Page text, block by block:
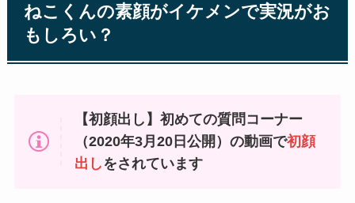
ねこくんの素顔がイケメンで実況がお
もしろい？
【初顔出し】初めての質問コーナー
（2020年3月20日公開）の動画で初顔
出し をされています